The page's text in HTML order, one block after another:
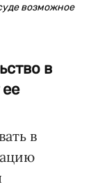
возможное
в
в